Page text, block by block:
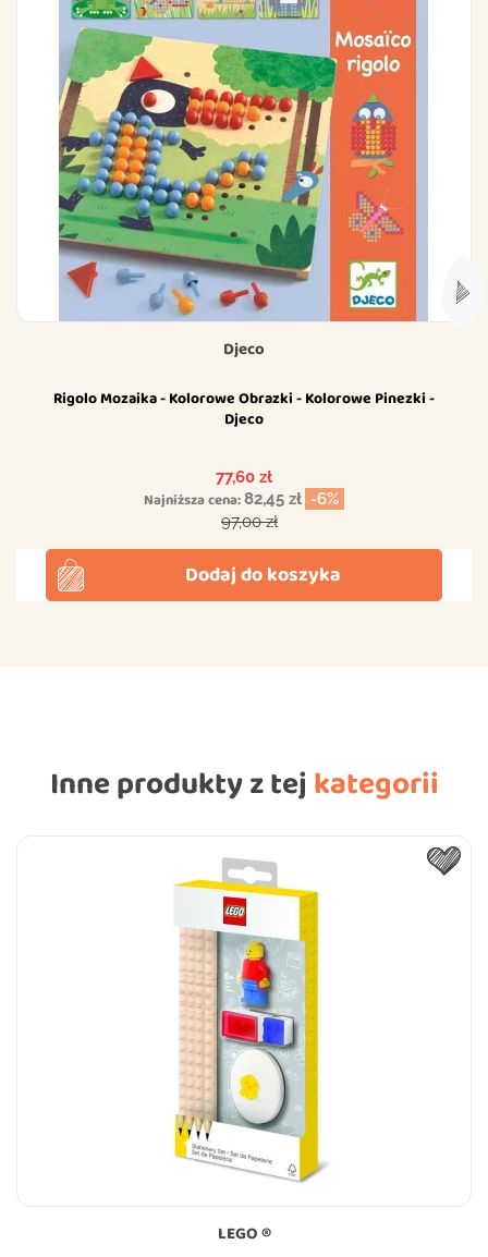
Djeco
Rigolo Mozaika - Kolorowe Obrazki - Kolorowe Pinezki -
Djeco
Cena
77,60 zł
Najniższa cena:82,45 zł -6%
Cena podstawowa
97,00 zł
Dodaj do koszyka
Inne produkty z tej kategorii
LEGO ®